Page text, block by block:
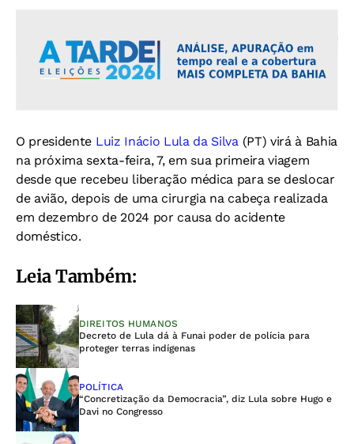
O presidente Luiz Inácio Lula da Silva (PT) virá à Bahia
na próxima sexta-feira, 7, em sua primeira viagem
desde que recebeu liberação médica para se deslocar
de avião, depois de uma cirurgia na cabeça realizada
em dezembro de 2024 por causa do acidente
doméstico.
Leia Também:
DIREITOS HUMANOS
Decreto de Lula dá à Funai poder de polícia para
proteger terras indígenas
POLÍTICA
“Concretização da Democracia”, diz Lula sobre Hugo e
Davi no Congresso